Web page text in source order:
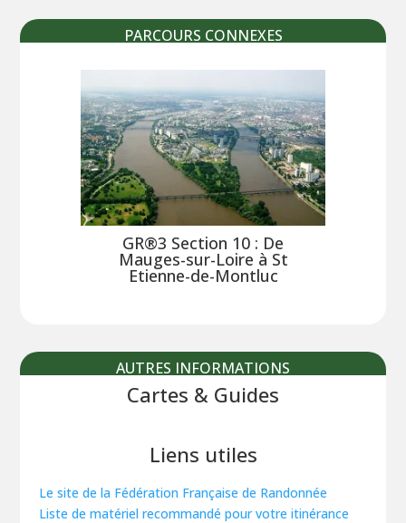
PARCOURS CONNEXES
GR®3 Section 10 : De
Mauges-sur-Loire à St
Etienne-de-Montluc
AUTRES INFORMATIONS
Cartes & Guides
Liens utiles
Le site de la Fédération Française de Randonnée
Liste de matériel recommandé pour votre itinérance